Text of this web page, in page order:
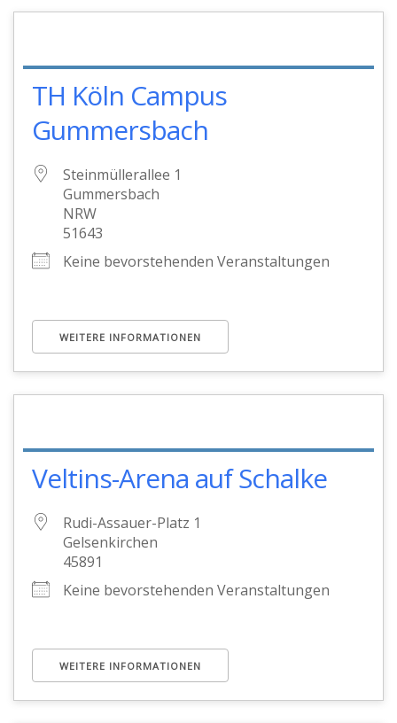
TH Köln Campus
Gummersbach
Steinmüllerallee 1
Gummersbach
NRW
51643
Keine bevorstehenden Veranstaltungen
WEITERE INFORMATIONEN
Veltins-Arena auf Schalke
Rudi-Assauer-Platz 1
Gelsenkirchen
45891
Keine bevorstehenden Veranstaltungen
WEITERE INFORMATIONEN